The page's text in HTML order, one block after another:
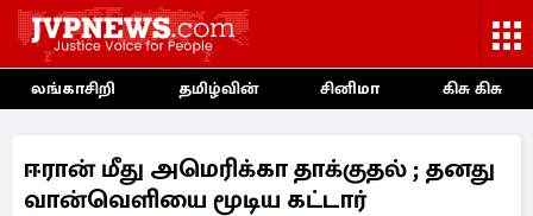
லங்காசிறி தமிழ்வின் சினிமா கிசு கிசு
ஈரான் மீது அமெரிக்கா தாக்குதல் ; தனது
வான்வெளியை மூடிய கட்டார்